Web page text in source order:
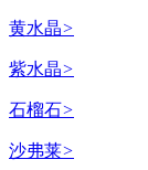
黄水晶>
紫水晶>
石榴石>
沙弗莱>